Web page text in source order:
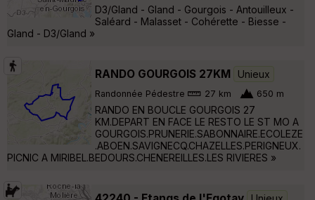
D3/Gland - Gland - Gourgois - Antouilleux -
Saléard - Malasset - Cohérette - Biesse -
Gland - D3/Gland »
RANDO GOURGOIS 27KM Unieux
Randonnée Pédestre 27 km 650 m
RANDO EN BOUCLE GOURGOIS 27
KM.DEPART EN FACE LE RESTO LE ST MO A
GOURGOIS.PRUNERIE.SABONNAIRE.ECOLEZE
.ABOEN.SAVIGNECQ.CHAZELLES.PERIGNEUX.
PICNIC A MIRIBEL.BEDOURS.CHENEREILLES.LES RIVIERES »